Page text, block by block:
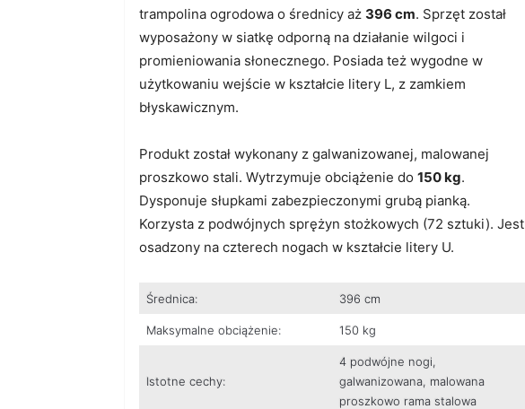
trampolina ogrodowa o średnicy aż 396 cm. Sprzęt został
wyposażony w siatkę odporną na działanie wilgoci i
promieniowania słonecznego. Posiada też wygodne w
użytkowaniu wejście w kształcie litery L, z zamkiem
błyskawicznym.
Produkt został wykonany z galwanizowanej, malowanej
proszkowo stali. Wytrzymuje obciążenie do 150 kg.
Dysponuje słupkami zabezpieczonymi grubą pianką.
Korzysta z podwójnych sprężyn stożkowych (72 sztuki). Jest
osadzony na czterech nogach w kształcie litery U.
Średnica: 396 cm
Maksymalne obciążenie: 150 kg
Istotne cechy:
4 podwójne nogi,
galwanizowana, malowana
proszkowo rama stalowa